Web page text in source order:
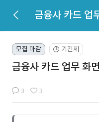
금융사 카드
모집 마감 🕒 기간제
금융사 카드 업무
3 3